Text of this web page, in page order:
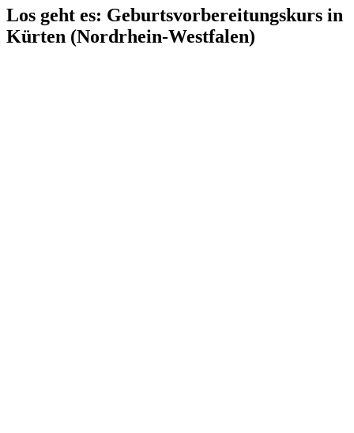
Los geht es: Geburtsvorbereitungskurs in
Kürten (Nordrhein-Westfalen)